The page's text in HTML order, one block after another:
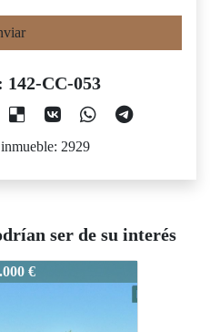
142-CC-053
2929
ser de su interés
€